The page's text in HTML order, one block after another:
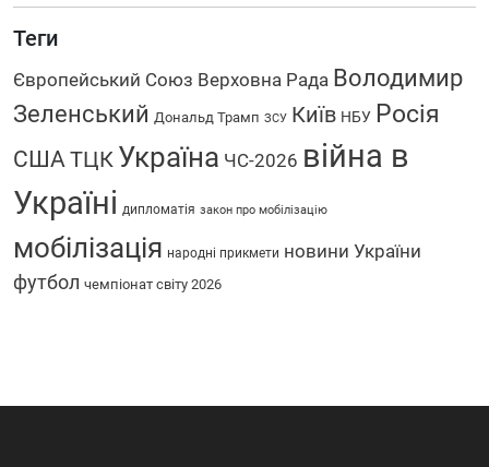
Теги
Європейський Союз Верховна Рада Володимир
Зеленський Дональд Трамп ЗСУ Київ НБУ Росія
США ТЦК Україна ЧС-2026 війна в
Україні дипломатія закон про мобілізацію
мобілізація народні прикмети новини України
футбол чемпіонат світу 2026